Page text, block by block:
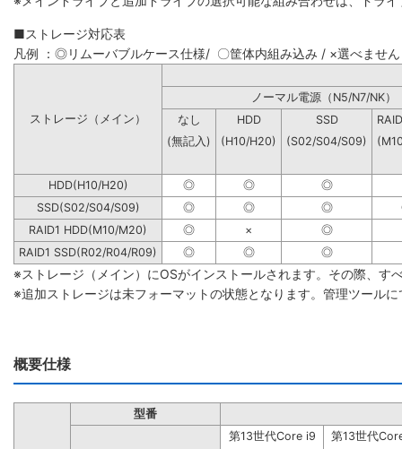
■ストレージ対応表
凡例 ：◎リムーバブルケース仕様/ 〇筐体内組み込み / ×選べません
ノーマル電源（N5/
ストレージ（メイン）
なし HDD SSD
(無記入)
(H10/H20) (S02/S04/S09)
HDD(H10/H20) ◎ ◎
◎
SSD(S02/S04/S09)
◎ ◎ ◎
RAID1 HDD(M10/M20)
◎ ×
◎
RAID1 SSD(R02/R04/R09)
◎ ◎ ◎
※ストレージ（メイン）にOSがインストールされます。その際、す
※追加ストレージは未フォーマットの状態となります。管理ツール
概要仕様
型番
第13世代Core i9
第13世代